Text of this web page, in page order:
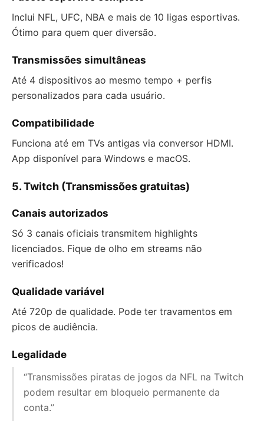
Inclui NFL, UFC, NBA e mais de 10 ligas esportivas.
Ótimo para quem quer diversão.
Transmissões simultâneas
Até 4 dispositivos ao mesmo tempo + perfis
personalizados para cada usuário.
Compatibilidade
Funciona até em TVs antigas via conversor HDMI.
App disponível para Windows e macOS.
5. Twitch (Transmissões gratuitas)
Canais autorizados
Só 3 canais oficiais transmitem highlights
licenciados. Fique de olho em streams não
verificados!
Qualidade variável
Até 720p de qualidade. Pode ter travamentos em
picos de audiência.
Legalidade
“Transmissões piratas de jogos da NFL na Twitch
podem resultar em bloqueio permanente da
conta.”